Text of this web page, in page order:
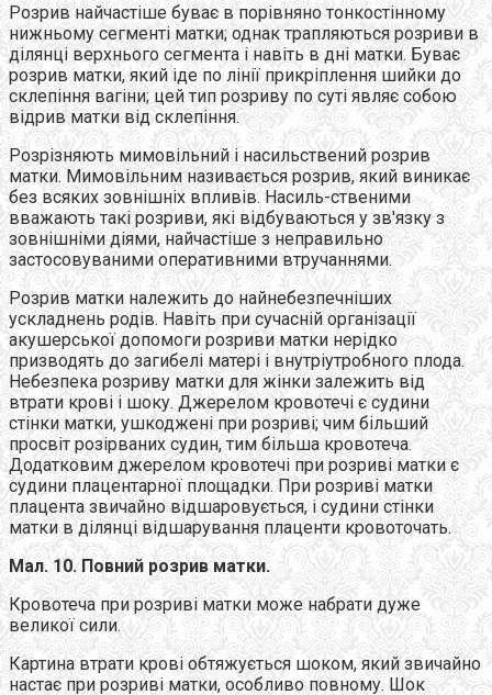
Розрив найчастіше буває в порівняно тонкостінному
нижньому сегменті матки; однак трапляються розриви в
ділянці верхнього сегмента і навіть в дні матки. Буває
розрив матки, який іде по лінії прикріплення шийки до
склепіння вагіни; цей тип розриву по суті являє собою
відрив матки від склепіння.
Розрізняють мимовільний і насильствений розрив
матки. Мимовільним називається розрив, який виникає
без всяких зовнішніх впливів. Насиль-ственими
вважають такі розриви, які відбуваються у зв'язку з
зовнішніми діями, найчастіше з неправильно
застосовуваними оперативними втручаннями.
Розрив матки належить до найнебезпечніших
ускладнень родів. Навіть при сучасній організації
акушерської допомоги розриви матки нерідко
призводять до загибелі матері і внутріутробного плода.
Небезпека розриву матки для жінки залежить від
втрати крові і шоку. Джерелом кровотечі є судини
стінки матки, ушкоджені при розриві; чим більший
просвіт розірваних судин, тим більша кровотеча.
Додатковим джерелом кровотечі при розриві матки є
судини плацентарної площадки. При розриві матки
плацента звичайно відшаровується, і судини стінки
матки в ділянці відшарування плаценти кровоточать.
Мал. 10. Повний розрив матки.
Кровотеча при розриві матки може набрати дуже
великої сили.
Картина втрати крові обтяжується шоком, який звичайно
настає при розриві матки, особливо повному. Шок